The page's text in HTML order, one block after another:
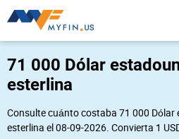
71 000 Dólar
esterlina
Consulte cuánto costaba 71 000 Dólar
esterlina el 08-09-2026. Convierta 1